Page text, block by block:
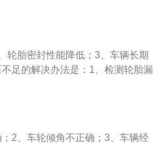
以停车待胎温自然冷却下来再继
压传感器故障使得汽车胎压报
报警，需要将车辆开至4S店或正
除。
轮胎密封性能降低；3、车辆长期
足的解决办法是：1、检测轮胎漏
习惯，尽量使轮胎受力均匀。轮
的功能降低，引发脱层或者帘线
2、车轮倾角不正确；3、车辆经